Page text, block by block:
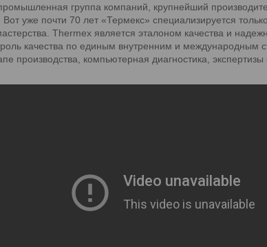
группа компаний, крупнейший
уже почти 70 лет «Термекс» специализируется
Thermex является эталоном качества и
качества по единым внутренним и международным
производства, компьютерная диагностика,